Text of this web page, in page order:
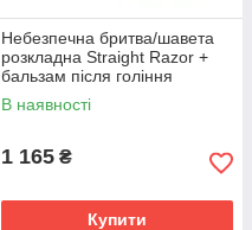
Небезпечна бритва/шавета
розкладна Straight Razor +
бальзам після гоління
Proraso Green 100 мл
В наявності
1 165 ₴
Купити